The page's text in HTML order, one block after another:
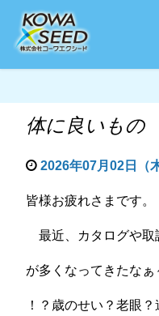
体に良いもの
2026年07月02日（
皆様お疲れさまです。
最近、カタログや取
が多くなってきたなぁ
！？歳のせい？老眼